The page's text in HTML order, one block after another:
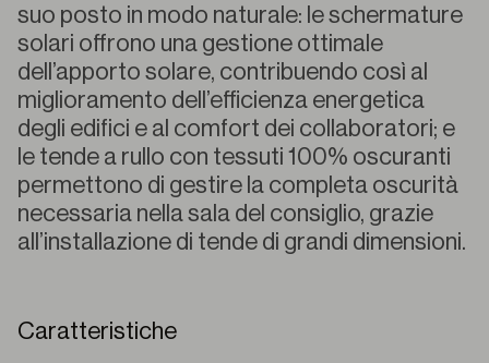
suo posto in modo naturale: le schermature
solari offrono una gestione ottimale
dell’apporto solare, contribuendo così al
miglioramento dell’efficienza energetica
degli edifici e al comfort dei collaboratori; e
le tende a rullo con tessuti 100% oscuranti
permettono di gestire la completa oscurità
necessaria nella sala del consiglio, grazie
all’installazione di tende di grandi dimensioni.
Caratteristiche